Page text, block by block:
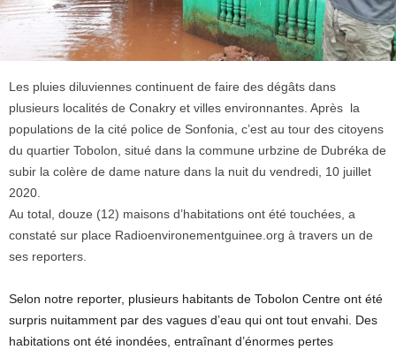
Les pluies diluviennes continuent de faire des dégâts dans
plusieurs localités de Conakry et villes environnantes. Après la
populations de la cité police de Sonfonia, c’est au tour des citoyens
du quartier Tobolon, situé dans la commune urbzine de Dubréka de
subir la colère de dame nature dans la nuit du vendredi, 10 juillet
2020.
Au total, douze (12) maisons d’habitations ont été touchées, a
constaté sur place Radioenvironementguinee.org à travers un de
ses reporters.
Selon notre reporter, plusieurs habitants de Tobolon Centre ont été
surpris nuitamment par des vagues d’eau qui ont tout envahi. Des
habitations ont été inondées, entraînant d’énormes pertes